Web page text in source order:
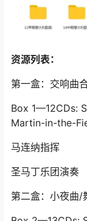
资源列表：
第一盒：交响曲
Box 1—12CDs:
Martin-in-the-
马连纳指挥
圣马丁乐团演奏
第二盒：小夜曲